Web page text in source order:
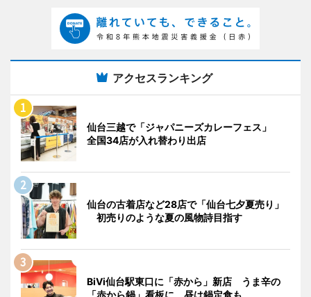
アクセスランキング
仙台三越で「ジャパニーズカレーフェス」
全国34店が入れ替わり出店
仙台の古着店など28店で「仙台七夕夏売り」
初売りのような夏の風物詩目指す
BiVi仙台駅東口に「赤から」新店 うま辛の
「赤から鍋」看板に、昼は鍋定食も